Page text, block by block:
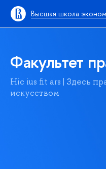
Высшая школа
Факультет
Hic ius fit ars | Здесь
искусством